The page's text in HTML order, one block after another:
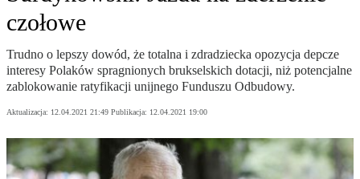
czołowe
Trudno o lepszy dowód, że totalna i zdradziecka opozycja depcze
interesy Polaków spragnionych brukselskich dotacji, niż potencjalne
zablokowanie ratyfikacji unijnego Funduszu Odbudowy.
Aktualizacja: 12.04.2021 21:49 Publikacja: 12.04.2021 19:00